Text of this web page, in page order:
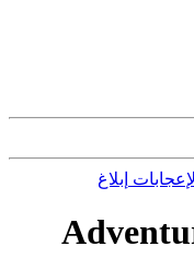
الإعجابات إبلاغ